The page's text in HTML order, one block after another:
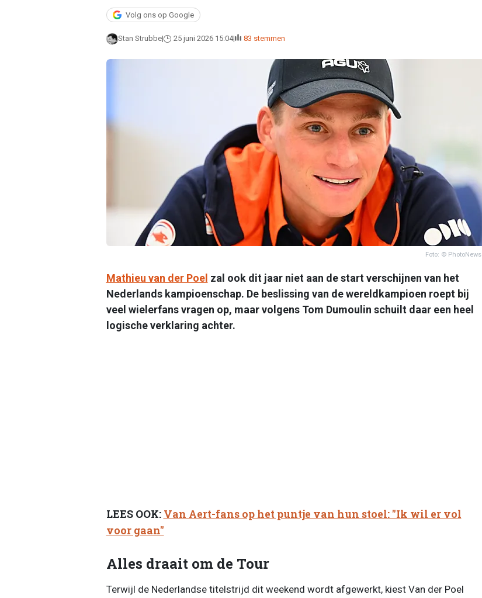
Volg ons op Google
Stan Strubbe 25 juni 2026 15:04 83 stemmen
Foto: © PhotoNews
Mathieu van der Poel zal ook dit jaar niet aan de start verschijnen van het
Nederlands kampioenschap. De beslissing van de wereldkampioen roept bij
veel wielerfans vragen op, maar volgens Tom Dumoulin schuilt daar een heel
logische verklaring achter.
LEES OOK: Van Aert-fans op het puntje van hun stoel: "Ik wil er vol
voor gaan"
Alles draait om de Tour
Terwijl de Nederlandse titelstrijd dit weekend wordt afgewerkt, kiest Van der Poel